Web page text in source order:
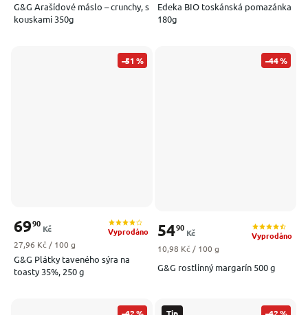
G&G Arašídové máslo – crunchy, s
kouskami 350g
Edeka BIO toskánská pomazánka
180g
–51 %
G&G Plátky taveného sýra na
toasty 35%, 250 g
Vyprodáno
6990
Kč
Měrná cena:
27,96 Kč / 100 g
–44 %
G&G rostlinný margarín 500 g
Vyprodáno
5490
Kč
Měrná cena:
10,98 Kč / 100 g